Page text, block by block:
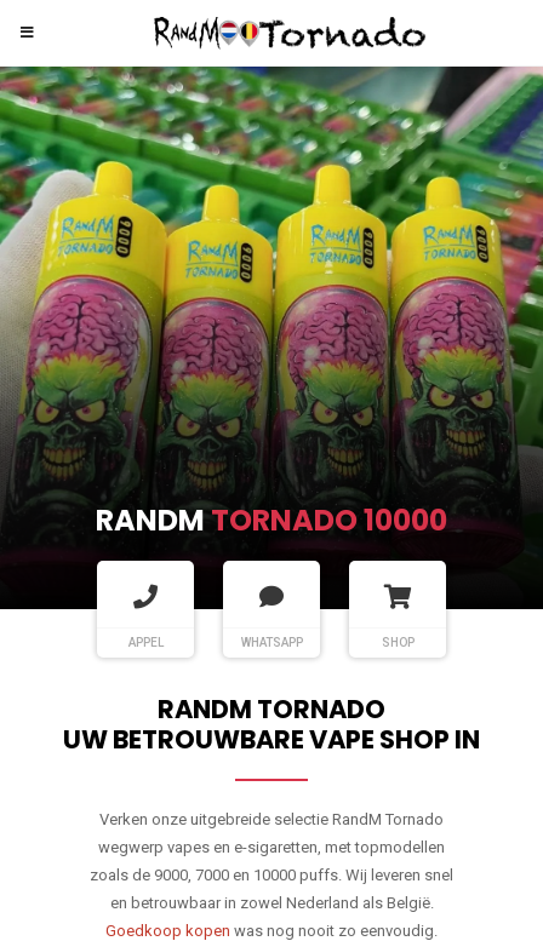
RANDMTORNADO 9000
APPEL WHATSAPP SHOP
RANDM TORNADO
UW BETROUWBARE VAPE SHOP IN
Verken onze uitgebreide selectie RandM Tornado
wegwerp vapes en e-sigaretten, met topmodellen
zoals de 9000, 7000 en 10000 puffs. Wij leveren snel
en betrouwbaar in zowel Nederland als België.
Goedkoop kopen was nog nooit zo eenvoudig.